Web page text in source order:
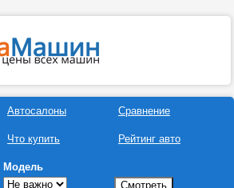
Автосалоны
Что купить
Сравнение
Рейтинг авто
Модель